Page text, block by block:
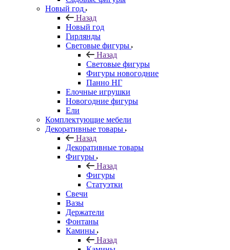
Новый год
Назад
Новый год
Гирлянды
Световые фигуры
Назад
Световые фигуры
Фигуры новогодние
Панно НГ
Елочные игрушки
Новогодние фигуры
Ели
Комплектующие мебели
Декоративные товары
Назад
Декоративные товары
Фигуры
Назад
Фигуры
Статуэтки
Свечи
Вазы
Держатели
Фонтаны
Камины
Назад